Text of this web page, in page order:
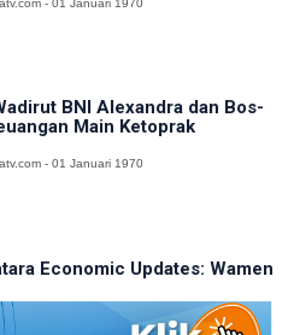
- 01 Januari 1970
BNI Alexandra dan Bos-
Main Ketoprak
- 01 Januari 1970
Economic Updates: Wamen